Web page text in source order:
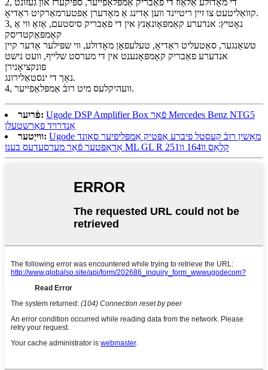
קוואַליטעט צו זיין ריטיינד ווען אַדינג אַ מאָדערן אַפטערמאַרקיט ראַדיאָ.
3, נאָטיץ: אנדערע קאַמפּאָונאַנץ אין די פאַבריק סיסטעם, אַזאַ ווי אַ
קאָמפּאַקטדיסק
טשאַנגער, סאַטעליט ראַדיאָ, טעלעפאָן מאָדולע, ווי שפּילער אָדער קיין
אנדערע פאַבריק קאָמפּאָנענט אין די מערסט שלייף, וועט נישט
פונקציאָנירן
נאָך די ינסטאַלירונג.
4, וועהיקלעס מיט רובֿ אַמפּלאַפייער.
פֿריִער: Ugode DSP Amplifier Box פֿאַר Mercedes Benz NTG5
אַנדרויד פאַרשטעלן
ווייַטער: Ugode מאַשין רובֿ קעסטל פיברע אַפּטיק אַמפּליפיער סאָונד
אַדאַפּטער פֿאַר מערסעדעס בענז ML GL R קלאַס וו164 וו251